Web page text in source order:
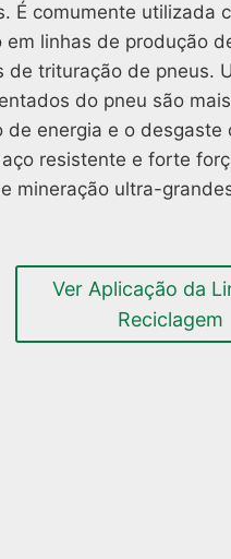
É comumente utilizada
linhas de produção
de trituração de pneus.
do pneu são
energia e o desgaste
resistente e forte
mineração ultra-
Ver Aplicação da
Reciclagem